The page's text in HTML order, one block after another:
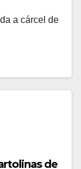
a cárcel de
de